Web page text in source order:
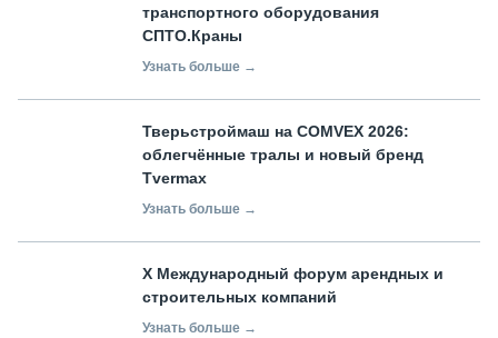
транспортного оборудования
СПТО.Краны
Узнать больше →
Тверьстроймаш на COMVEX 2026:
облегчённые тралы и новый бренд
Tvermax
Узнать больше →
X Международный форум арендных и
строительных компаний
Узнать больше →